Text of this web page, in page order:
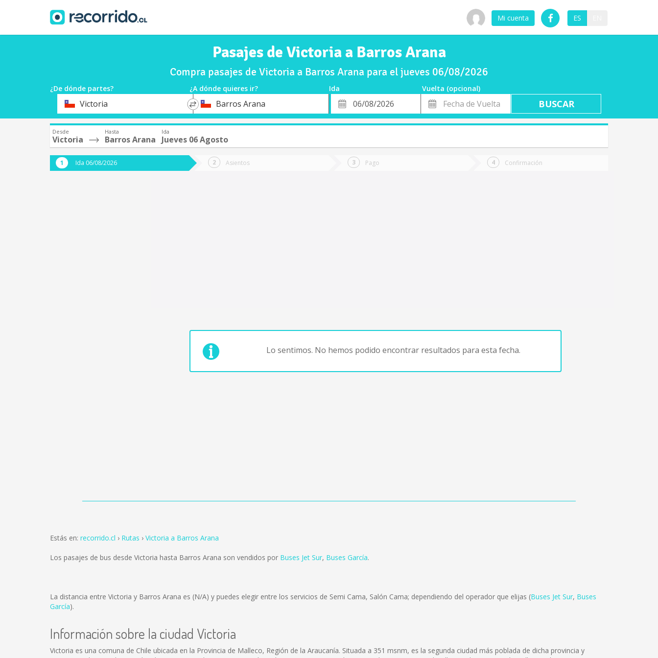
Mi cuenta ES
Pasajes de Victoria a Barros Arana
Compra pasajes de Victoria a Barros Arana para el jueves 06/08/2026
¿De dónde partes? ¿A dónde quieres ir? Ida
Vuelta (opcional)
Origen Victoria
*
DestinoBarros Arana
Fecha
de
Fecha
de
Vuelta
Desde
Victoria
Hasta
Barros Arana
Ida
Jueves 06 Agosto
Ida 06/08/2026 Asientos Pago Confirmación
Lo sentimos. No hemos podido encontrar resultados para esta fecha.
Estás en: recorrido.cl Rutas Victoria a Barros Arana
Los pasajes de bus desde Victoria hasta Barros Arana son vendidos por Buses Jet Sur, Buses García.
La distancia entre Victoria y Barros Arana es (N/A) y puedes elegir entre los servicios de Semi Cama, Salón Cama; dependiendo del operador que elijas (Buses Jet Sur, Buses
García).
Información sobre la ciudad Victoria
Victoria es una comuna de Chile ubicada en la Provincia de Malleco, Región de la Araucanía. Situada a 351 msnm, es la segunda ciudad más poblada de dicha provincia y